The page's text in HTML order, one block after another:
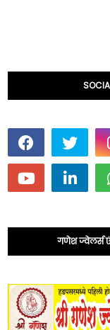
गणेश ज्वेलर्स